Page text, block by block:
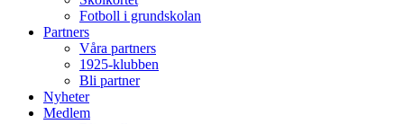
Fotboll i grundskolan
Partners
Våra partners
1925-klubben
Bli partner
Nyheter
Medlem